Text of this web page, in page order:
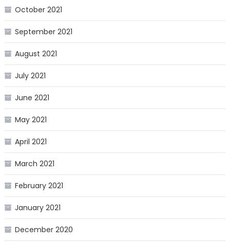
October 2021
September 2021
August 2021
July 2021
June 2021
May 2021
April 2021
March 2021
February 2021
January 2021
December 2020